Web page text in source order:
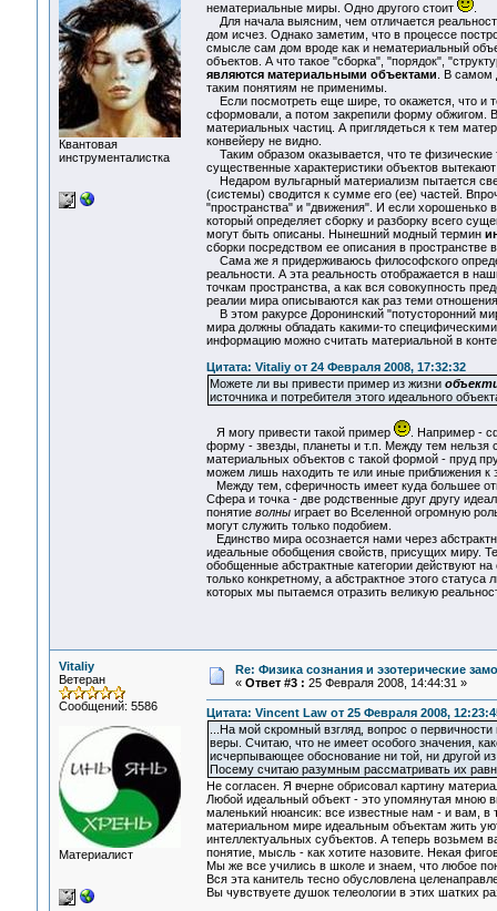
Квантовая
инструменталистка
нематериальные миры. Одно другого стоит
.
Для начала выясним, чем отличается
дом исчез. Однако заметим, что в процессе
смысле сам дом вроде как и нематериальный
объектов. А что такое "сборка", "порядок",
являются материальными объектами . В самом
таким понятиям не применимы.
Если посмотреть еще шире, то окажется, что и
сформовали, а потом закрепили форму обжигом.
материальных частиц. А приглядеться к тем
конвейеру не видно.
Таким образом оказывается, что те
существенные характеристики объектов
Недаром вульгарный материализм пытается
(системы) сводится к сумме его (ее) частей.
"пространства" и "движения". И если хорошенько
который определяет сборку и разборку всего
могут быть описаны. Нынешний модный термин
сборки посредством ее описания в пространстве
Сама же я придерживаюсь философского
реальности. А эта реальность отображается в
точкам пространства, а как вся
реалии мира описываются как раз теми
В этом ракурсе Доронинский "потусторонний
мира должны обладать какими-то
информацию можно считать материальной в
Цитата: Vitaliy от 24 Февраля 2008, 17:32:32
Можете ли вы привести пример из жизни
источника и потребителя этого идеального
Я могу привести такой пример
. Например -
форму - звезды, планеты и т.п. Между тем нельзя
материальных объектов с такой формой - пруд
можем лишь находить те или иные приближения к
Между тем, сферичность имеет куда большее
Сфера и точка - две родственные друг другу
понятие волныиграет во Вселенной огромную
могут служить только подобием.
Единство мира осознается нами через
идеальные обобщения свойств, присущих миру.
обобщенные абстрактные категории действуют
только конкретному, а абстрактное этого
которых мы пытаемся отразить великую
Vitaliy
Ветеран
Сообщений: 5586
Материалист
Re: Физика сознания и эзотерические
« Ответ #3 : 25 Февраля 2008, 14:44:31 »
Цитата: Vincent Law от 25 Февраля 2008,
...На мой скромный взгляд, вопрос о
веры. Считаю, что не имеет особого значения,
исчерпывающее обоснование ни той, ни другой из
Посему считаю разумным рассматривать их
Не согласен. Я вчерне обрисовал картину
Любой идеальный объект - это упомянутая мною
маленький нюансик: все известные нам - и вам,
материальном мире идеальным объектам жить
интеллектуальных субъектов. А теперь возьмем
понятие, мысль - как хотите назовите. Некая
Мы же все учились в школе и знаем, что любое
Вся эта канитель тесно обусловлена
Вы чувствуете душок телеологии в этих шатких